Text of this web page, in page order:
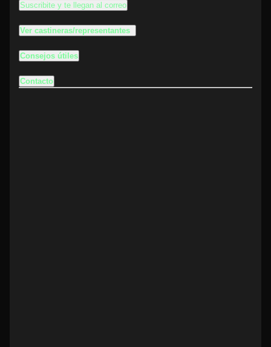
Suscribite y te llegan al correo
Ver castineras/representantes
Consejos útiles
Contacto